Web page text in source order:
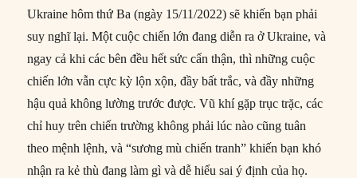
Ukraine hôm thứ Ba (ngày 15/11/2022) sẽ khiến bạn phải
suy nghĩ lại. Một cuộc chiến lớn đang diễn ra ở Ukraine, và
ngay cả khi các bên đều hết sức cẩn thận, thì những cuộc
chiến lớn vẫn cực kỳ lộn xộn, đầy bất trắc, và đầy những
hậu quả không lường trước được. Vũ khí gặp trục trặc, các
chỉ huy trên chiến trường không phải lúc nào cũng tuân
theo mệnh lệnh, và “sương mù chiến tranh” khiến bạn khó
nhận ra kẻ thù đang làm gì và dễ hiểu sai ý định của họ.